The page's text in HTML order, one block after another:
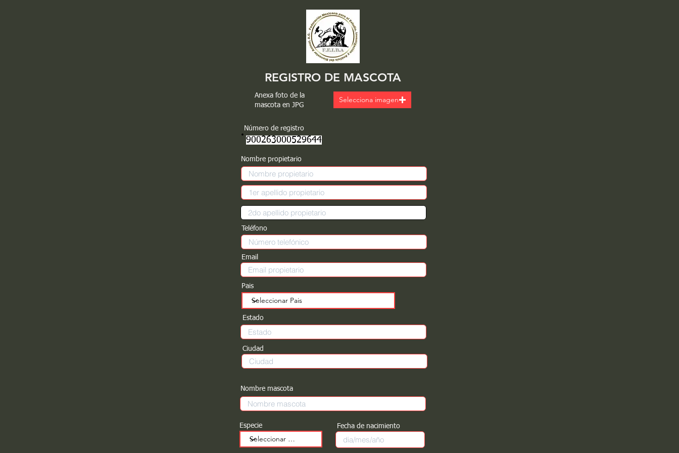
REGISTRO DE MASCOTA
Selecciona imagen
Anexa foto de la
mascota en JPG
Número de registro
900263000529644
Nombre propietario
Teléfono
Email
Pais
Estado
Ciudad
Nombre mascota
Especie Fecha de nacimiento